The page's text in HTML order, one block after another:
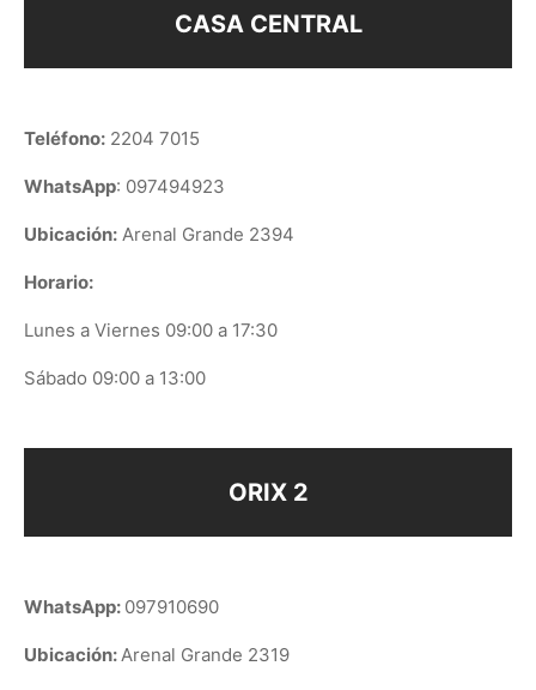
CASA CENTRAL
Teléfono: 2204 7015
WhatsApp: 097494923
Ubicación: Arenal Grande 2394
Horario:
Lunes a Viernes 09:00 a 17:30
Sábado 09:00 a 13:00
ORIX 2
WhatsApp: 097910690
Ubicación:Arenal Grande 2319